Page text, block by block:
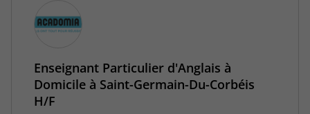
Enseignant Particulier d'Anglais à
Domicile à Saint-Germain-Du-Corbéis
H/F